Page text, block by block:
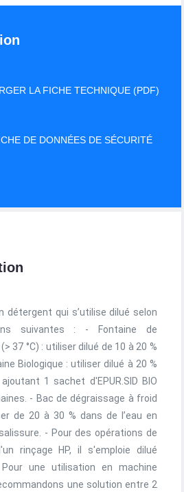
LA FICHE TECHNIQUE (PDF)
DE DONNÉES DE SÉCURITÉ
détergent qui s’utilise dilué selon
suivantes : - Fontaine de
37 °C) : utiliser dilué de 10 à 20 %
Biologique : utiliser dilué à 20 %
1 sachet d'EPUR.SID BIO
- Bac de dégraissage à froid
de 20 à 30 % dans de l’eau en
- Pour des opérations de
rinçage HP, il s'emploie dilué
une utilisation en machine
une solution entre 2